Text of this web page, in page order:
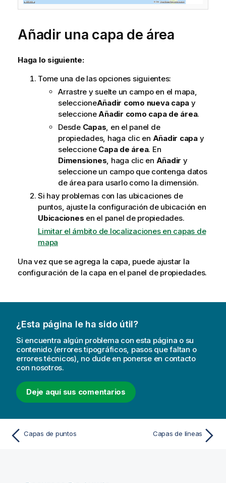
Añadir una capa de área
Haga lo siguiente:
Tome una de las opciones siguientes:
Arrastre y suelte un campo en el mapa,
seleccioneAñadir como nueva capa y
seleccioneAñadir como capa de área.
Desde Capas, en el panel de
propiedades, haga clic en Añadir capay
seleccione Capa de área. En
Dimensiones, haga clic en Añadir y
seleccione un campo que contenga datos
de área para usarlo como la dimensión.
Si hay problemas con las ubicaciones de
puntos, ajuste la configuración de ubicación en
Ubicaciones en el panel de propiedades.
Limitar el ámbito de localizaciones en capas de
mapa
Una vez que se agrega la capa, puede ajustar la
configuración de la capa en el panel de propiedades.
¿Esta página le ha sido útil?
Si encuentra algún problema con esta página o su
contenido (errores tipográficos, pasos que faltan o
errores técnicos), no dude en ponerse en contacto
con nosotros.
Deje aquí sus comentarios
Capas de puntos Capas de líneas